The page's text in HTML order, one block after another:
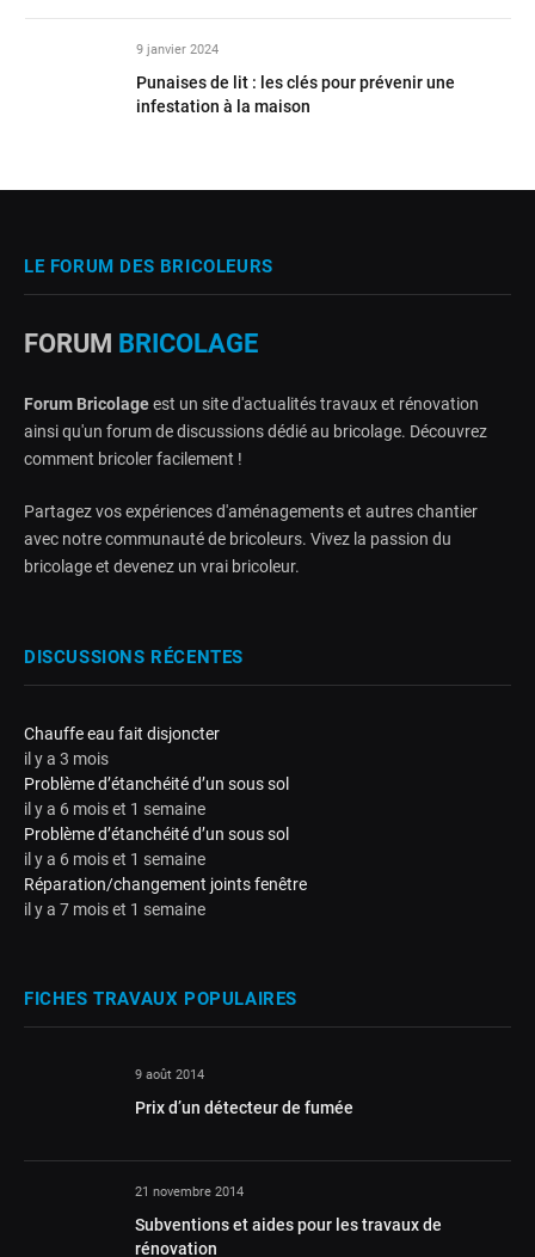
9 janvier 2024
Punaises de lit : les clés pour prévenir une
infestation à la maison
LE FORUM DES BRICOLEURS
FORUM BRICOLAGE
Forum Bricolageest un site d'actualités travaux et rénovation
ainsi qu'un forum de discussions dédié au bricolage. Découvrez
comment bricoler facilement !
Partagez vos expériences d'aménagements et autres chantier
avec notre communauté de bricoleurs. Vivez la passion du
bricolage et devenez un vrai bricoleur.
DISCUSSIONS RÉCENTES
Chauffe eau fait disjoncter
il y a 3 mois
Problème d’étanchéité d’un sous sol
il y a 6 mois et 1 semaine
Problème d’étanchéité d’un sous sol
il y a 6 mois et 1 semaine
Réparation/changement joints fenêtre
il y a 7 mois et 1 semaine
FICHES TRAVAUX POPULAIRES
9 août 2014
Prix d’un détecteur de fumée
21 novembre 2014
Subventions et aides pour les travaux de
rénovation